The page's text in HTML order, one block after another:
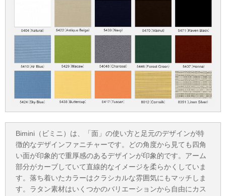
Bimini（ビミニ）は、「面」の使い方と足元のデザインが特
徴的なデザインファニチャーです。どの角度から見ても四角
い面が印象的で重厚感のあるデザインが印象的です。アーム
部分がカーブしていて直線的なイメージを柔らかくしていま
す。落ち着いたカラーはクラシカルな雰囲気にもマッチしま
す。ラタン素材はいくつかのバリエーションから自由にカス